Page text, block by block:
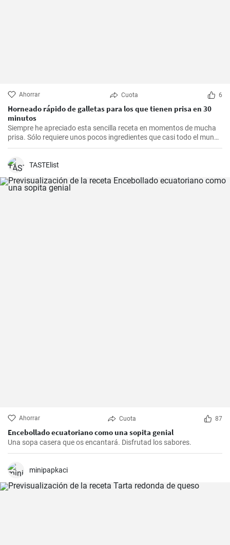
Ahorrar Cuota 6
Horneado rápido de galletas para los que tienen prisa en 30
minutos
Siempre he apreciado esta sencilla receta en momentos de mucha
prisa. Sólo requiere unos pocos ingredientes que casi todo el mundo
tiene en casa, y en apenas 30 minutos puedes estar disfrutando de
sabor dulce, siempre eran un éxito para las visitas improvisadas y
TASTElist
Ahorrar Cuota 87
Encebollado ecuatoriano como una sopita genial
Una sopa casera que os encantará. Disfrutad los sabores.
minipapkaci